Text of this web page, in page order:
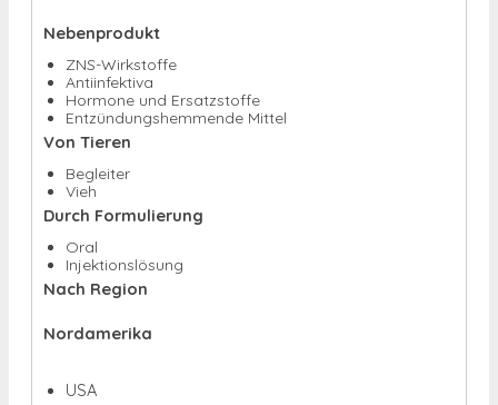
Nebenprodukt
ZNS-Wirkstoffe
Antiinfektiva
Hormone und Ersatzstoffe
Entzündungshemmende Mittel
Von Tieren
Begleiter
Vieh
Durch Formulierung
Oral
Injektionslösung
Nach Region
Nordamerika
USA